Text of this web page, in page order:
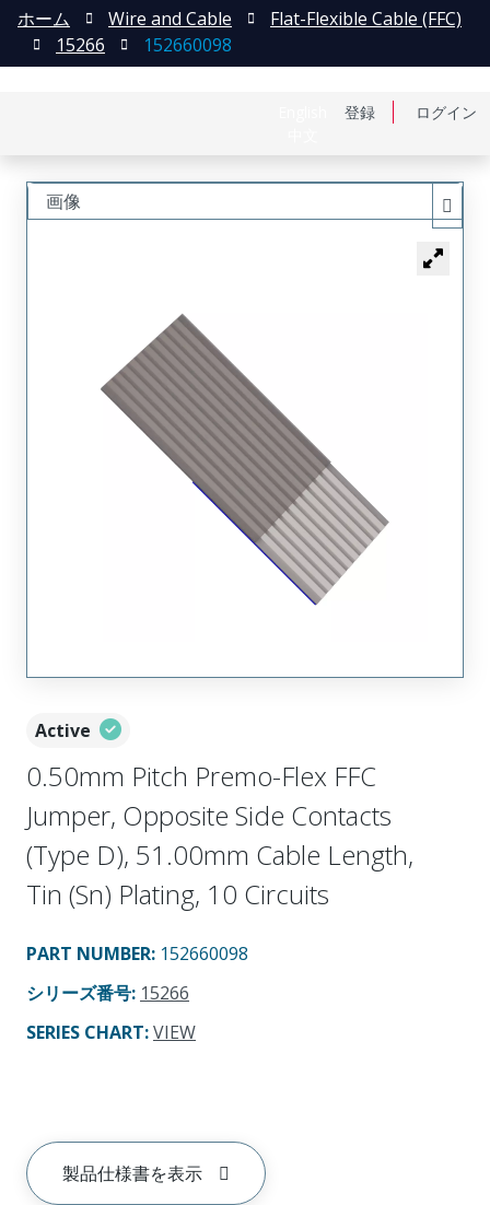
登録 ログイン
ホーム Wire and Cable
Flat-Flexible Cable (FFC)
15266
152660098
Active
0.50mm Pitch Premo-Flex FFC
Jumper, Opposite Side Contacts
(Type D), 51.00mm Cable Length,
Tin (Sn) Plating, 10 Circuits
PART NUMBER: 152660098
シリーズ番号: 15266
SERIES CHART:VIEW
製品仕様書を表示
画像